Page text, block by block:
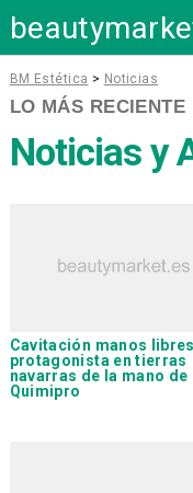
BM Estética > Noticias
LO MÁS RECIENTE
Noticias y
Cavitación manos
protagonista en tierras
navarras de la mano de
Quimipro